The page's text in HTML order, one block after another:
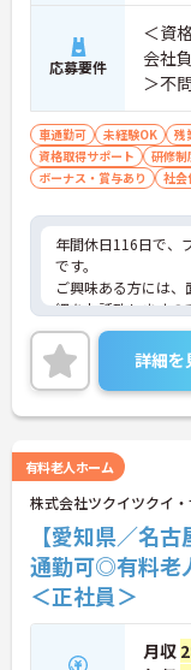
応募要件
＜資
会社
＞不
車通勤可 未経験OK 残
資格取得サポート
研修制
ボーナス・賞与あり
社会
年間休日116日で、
です。
ご興味ある方には
細をお話致します
詳細を
有料老人ホーム
株式会社ツクイツクイ
【愛知県／名
通勤可◎有料老
＜正社員＞
月収